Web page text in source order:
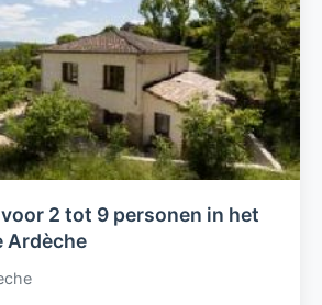
2 tot 9 personen in het
Ardèche